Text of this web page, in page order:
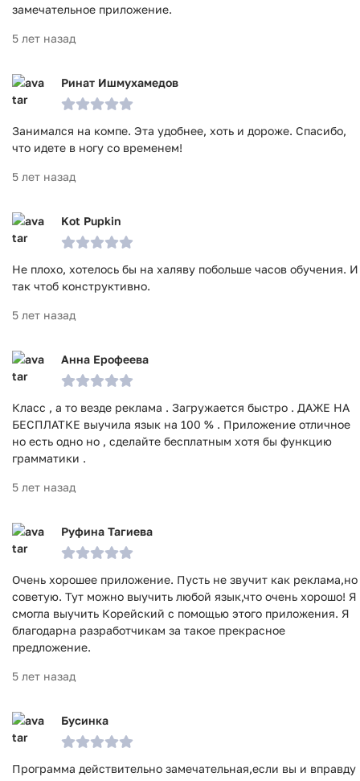
замечательное приложение.
5 лет назад
Ринат Ишмухамедов
Занимался на компе. Эта удобнее, хоть и дороже. Спасибо,
что идете в ногу со временем!
5 лет назад
Kot Pupkin
Не плохо, хотелось бы на халяву побольше часов обучения. И
так чтоб конструктивно.
5 лет назад
Анна Ерофеева
Класс , а то везде реклама . Загружается быстро . ДАЖЕ НА
БЕСПЛАТКЕ выучила язык на 100 % . Приложение отличное
но есть одно но , сделайте бесплатным хотя бы функцию
грамматики .
5 лет назад
Руфина Тагиева
Очень хорошее приложение. Пусть не звучит как реклама,но
советую. Тут можно выучить любой язык,что очень хорошо! Я
смогла выучить Корейский с помощью этого приложения. Я
благодарна разработчикам за такое прекрасное
предложение.
5 лет назад
Бусинка
Программа действительно замечательная,если вы и вправду